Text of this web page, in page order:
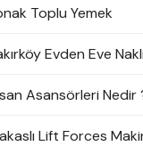
Toplu Yemek
Evden Eve
Asansörleri Nedir
Lift Forces